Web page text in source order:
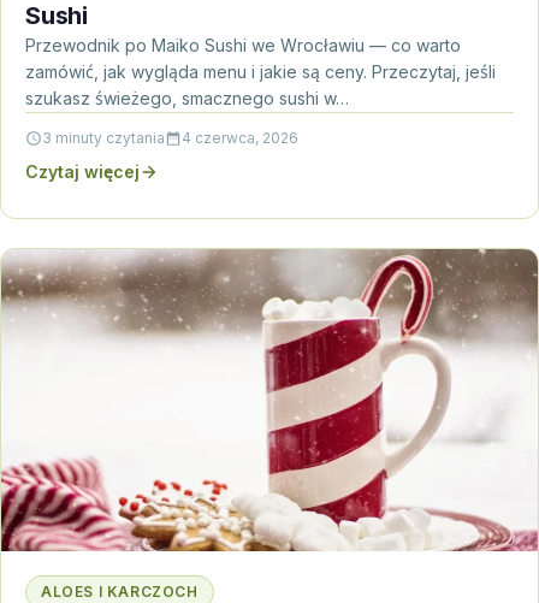
Sushi
Przewodnik po Maiko Sushi we Wrocławiu — co warto
zamówić, jak wygląda menu i jakie są ceny. Przeczytaj, jeśli
szukasz świeżego, smacznego sushi w…
3 minuty czytania 4 czerwca, 2026
Czytaj więcej
ALOES I KARCZOCH